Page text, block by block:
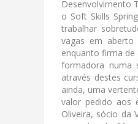
Desenvolvimento
o Soft Skills
trabalhar
vagas em aberto
enquanto firma de
formadora numa
através destes
ainda, uma
valor pedido aos
Oliveira, sócio da